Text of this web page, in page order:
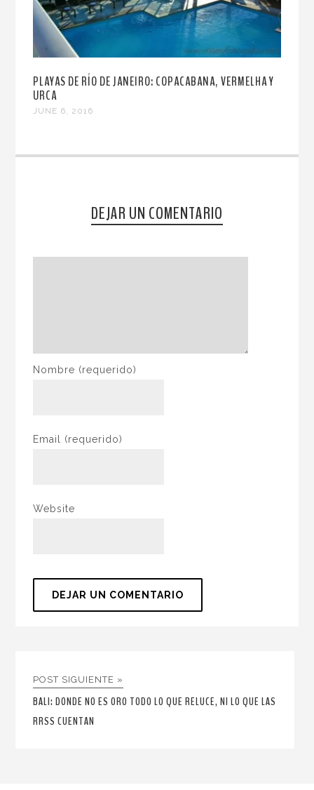
PLAYAS DE RÍO DE JANEIRO: COPACABANA, VERMELHA Y
URCA
JUNE 6, 2016
DEJAR UN COMENTARIO
Nombre (requerido)
Email (requerido)
Website
POST SIGUIENTE »
BALI: DONDE NO ES ORO TODO LO QUE RELUCE, NI LO QUE LAS
RRSS CUENTAN